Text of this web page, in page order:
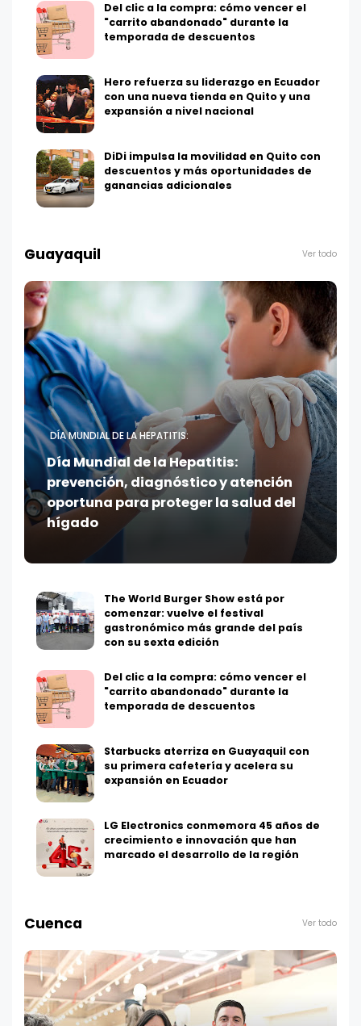
Del clic a la compra: cómo vencer el
"carrito abandonado" durante la
temporada de descuentos
Hero refuerza su liderazgo en Ecuador
con una nueva tienda en Quito y una
expansión a nivel nacional
DiDi impulsa la movilidad en Quito con
descuentos y más oportunidades de
ganancias adicionales
Guayaquil Ver todo
DÍA MUNDIAL DE LA HEPATITIS:
Día Mundial de la Hepatitis:
prevención, diagnóstico y atención
oportuna para proteger la salud del
hígado
The World Burger Show está por
comenzar: vuelve el festival
gastronómico más grande del país
con su sexta edición
Del clic a la compra: cómo vencer el
"carrito abandonado" durante la
temporada de descuentos
Starbucks aterriza en Guayaquil con
su primera cafetería y acelera su
expansión en Ecuador
LG Electronics conmemora 45 años de
crecimiento e innovación que han
marcado el desarrollo de la región
Cuenca Ver todo